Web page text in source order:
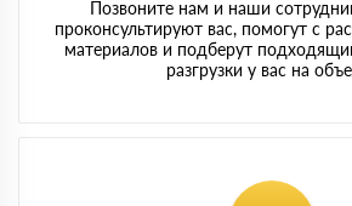
Позвоните нам и наши
проконсультируют вас, помогут с
материалов и подберут
разгрузки у вас на